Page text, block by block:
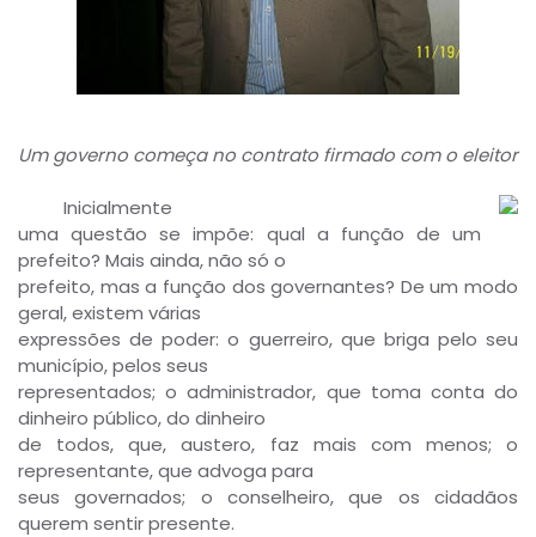
Um governo começa no contrato firmado com o eleitor
Inicialmente
uma questão se impõe: qual a função de um
prefeito? Mais ainda, não só o
prefeito, mas a função dos governantes? De um modo
geral, existem várias
expressões de poder: o guerreiro, que briga pelo seu
município, pelos seus
representados; o administrador, que toma conta do
dinheiro público, do dinheiro
de todos, que, austero, faz mais com menos; o
representante, que advoga para
seus governados; o conselheiro, que os cidadãos
querem sentir presente.